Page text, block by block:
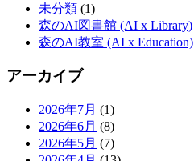
未分類 (1)
森のAI図書館 (AI x Library)
森のAI教室 (AI x Education)
アーカイブ
2026年7月 (1)
2026年6月 (8)
2026年5月 (7)